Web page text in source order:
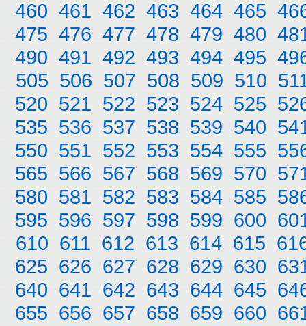
460 461 462 463 464 465
475 476 477 478 479 480
490 491 492 493 494 495
505 506 507 508 509 510
520 521 522 523 524 525
535 536 537 538 539 540
550 551 552 553 554 555
565 566 567 568 569 570
580 581 582 583 584 585
595 596 597 598 599 600
610 611 612 613 614 615
625 626 627 628 629 630
640 641 642 643 644 645
655 656 657 658 659 660